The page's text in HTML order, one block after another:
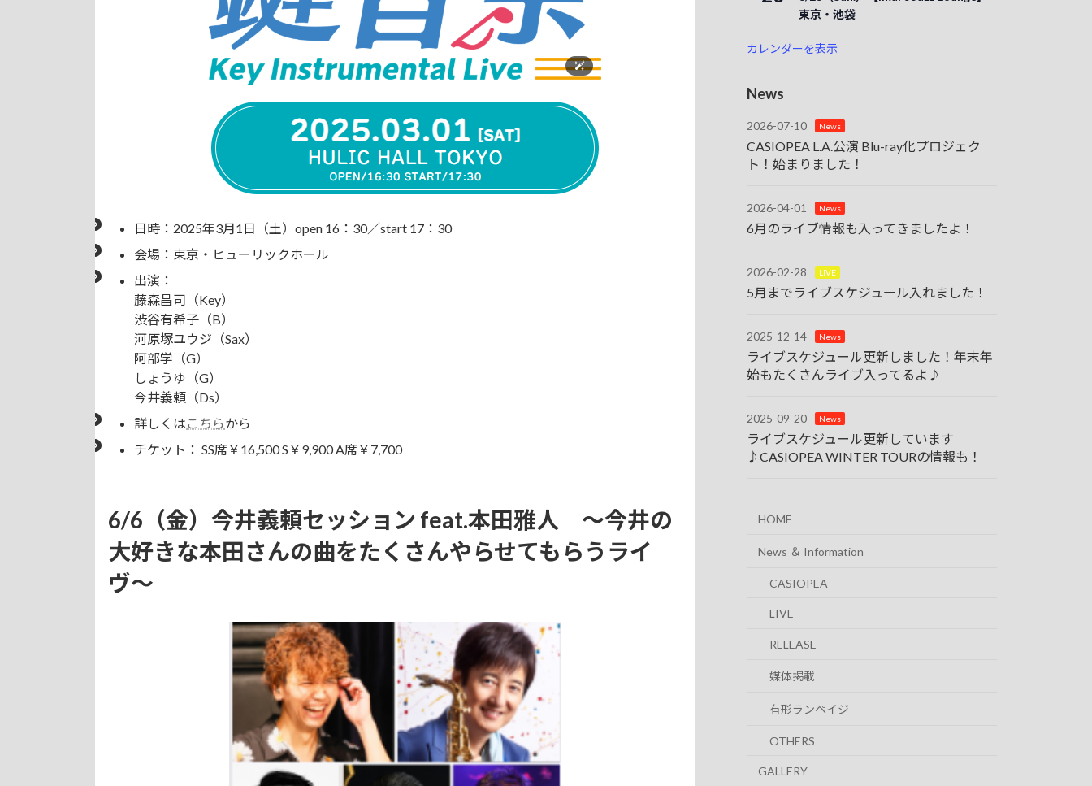
日時：2025年3月1日（土）open 16：30／start 17：30
会場：東京・ヒューリックホール
出演：
藤森昌司（Key）
渋谷有希子（B）
河原塚ユウジ（Sax）
阿部学（G）
しょうゆ（G）
今井義頼（Ds）
詳しくは こちらから
チケット： SS席￥16,500 S￥9,900 A席￥7,700
6/6（金） 今井義頼セッション feat.本田雅人 〜今井の
大好きな本田さんの曲をたくさんやらせてもらうライ
ヴ〜
東京・池袋
カレンダーを表示
News
2026-07-10 News
CASIOPEA L.A.公演 Blu-ray化プロジェク
ト！始まりました！
2026-04-01 News
6月のライブ情報も入ってきましたよ！
2026-02-28 LIVE
5月までライブスケジュール入れました！
2025-12-14 News
ライブスケジュール更新しました！年末年
始もたくさんライブ入ってるよ♪
2025-09-20 News
ライブスケジュール更新しています
♪CASIOPEA WINTER TOURの情報も！
HOME
News ＆ Information
CASIOPEA
LIVE
RELEASE
媒体掲載
有形ランペイジ
OTHERS
GALLERY